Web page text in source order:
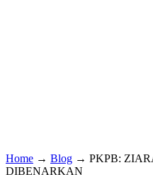
Home → Blog → PKPB:
DIBENARKAN